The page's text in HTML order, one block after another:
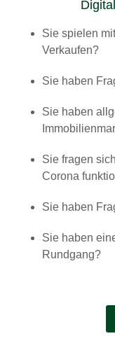
Sie spielen
Verkaufen?
Sie haben
Sie haben
Sie fragen
Corona
Sie haben
Sie haben
Rundgang?